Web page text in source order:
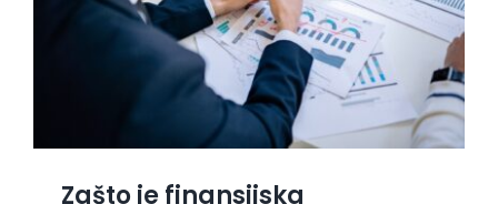
Zašto je finansijska